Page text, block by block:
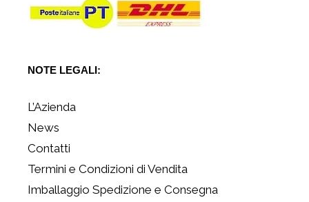
NOTE LEGALI:
L’Azienda
News
Contatti
Termini e Condizioni di Vendita
Imballaggio Spedizione e Consegna